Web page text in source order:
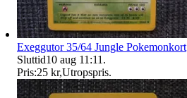
Exeggutor 35/64 Jungle Pokemonkort
Sluttid10 aug 11:11 .
Pris:25 kr,Utropspris.